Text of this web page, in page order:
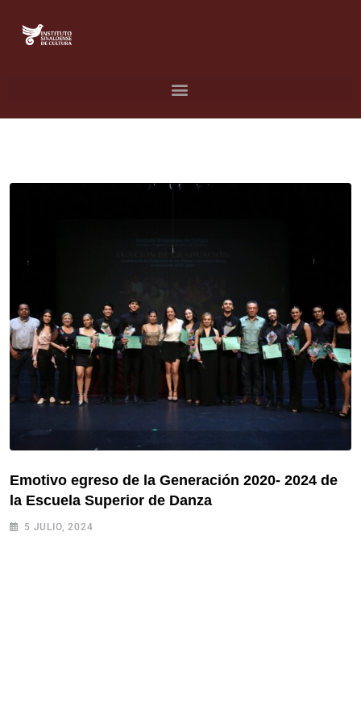
Emotivo egreso de la Generación 2020- 2024 de
la Escuela Superior de Danza
5 JULIO, 2024